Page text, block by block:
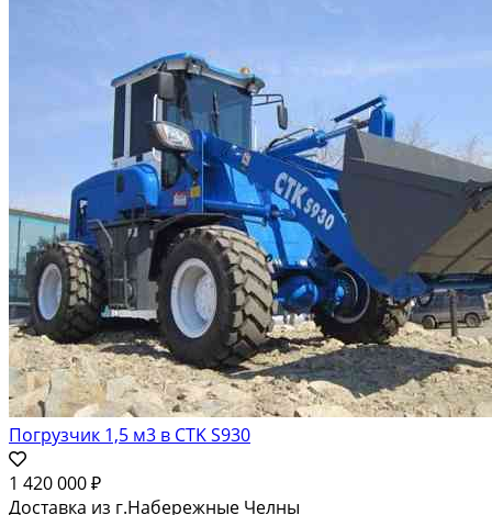
Погрузчик 1,5 м3 в CTK S930
1 420 000 ₽
Доставка из г.Набережные Челны